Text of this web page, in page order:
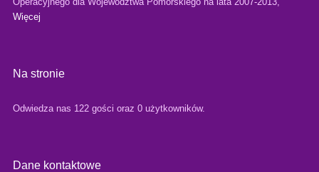
Więcej
Na stronie
Odwiedza nas 122 gości oraz 0 użytkowników.
Dane kontaktowe